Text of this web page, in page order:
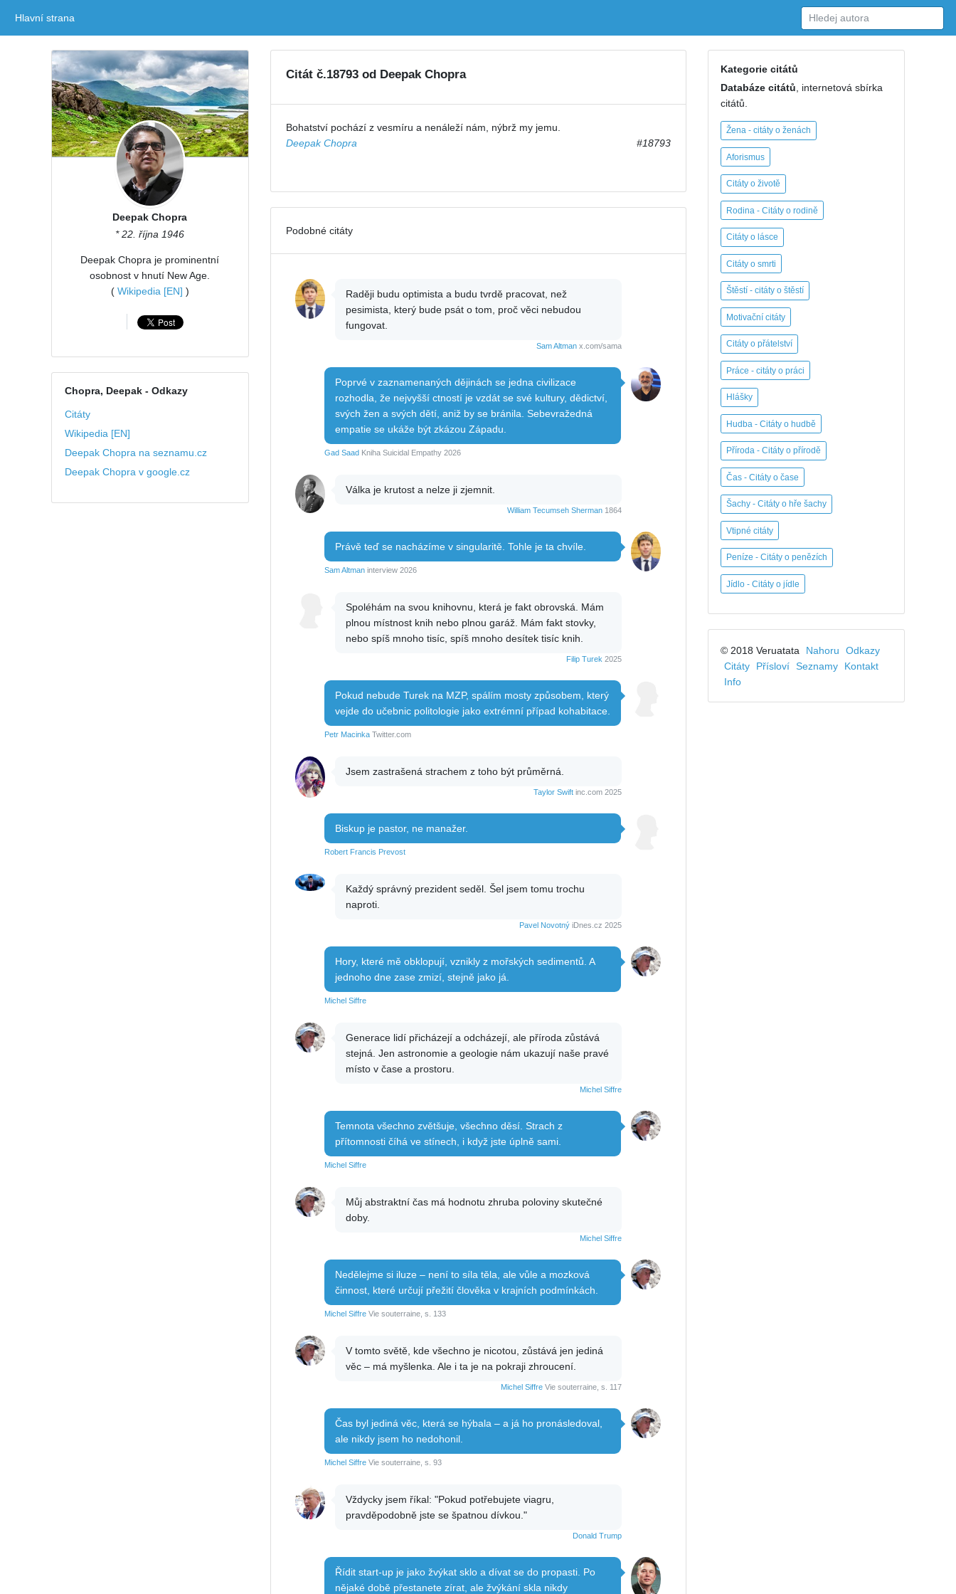
Hlavní strana
Deepak Chopra
* 22. října 1946
Deepak Chopra je prominentní
osobnost v hnutí New Age.
( Wikipedia [EN] )
Chopra, Deepak- Odkazy
Citáty
Wikipedia [EN]
Deepak Chopra na seznamu.cz
Deepak Chopra v google.cz
Citát č.18793 od Deepak Chopra
Bohatství pochází z vesmíru a nenáleží nám, nýbrž my jemu.
Deepak Chopra
#18793
Podobné citáty
Raději budu optimista a budu tvrdě pracovat, než
pesimista, který bude psát o tom, proč věci nebudou
fungovat.
Sam Altmanx.com/sama
Poprvé v zaznamenaných dějinách se jedna civilizace
rozhodla, že nejvyšší ctností je vzdát se své kultury, dědictví,
svých žen a svých dětí, aniž by se bránila. Sebevražedná
empatie se ukáže být zkázou Západu.
Gad SaadKniha Suicidal Empathy 2026
Válka je krutost a nelze ji zjemnit.
William Tecumseh Sherman1864
Právě teď se nacházíme v singularitě. Tohle je ta chvíle.
Sam Altmaninterview 2026
Spoléhám na svou knihovnu, která je fakt obrovská. Mám
plnou místnost knih nebo plnou garáž. Mám fakt stovky,
nebo spíš mnoho tisíc, spíš mnoho desítek tisíc knih.
Filip Turek 2025
Pokud nebude Turek na MZP, spálím mosty způsobem, který
vejde do učebnic politologie jako extrémní případ kohabitace.
Petr MacinkaTwitter.com
Jsem zastrašená strachem z toho být průměrná.
Taylor Swiftinc.com 2025
Biskup je pastor, ne manažer.
Robert Francis Prevost
Každý správný prezident seděl. Šel jsem tomu trochu
naproti.
Pavel NovotnýiDnes.cz 2025
Hory, které mě obklopují, vznikly z mořských sedimentů. A
jednoho dne zase zmizí, stejně jako já.
Michel Siffre
Generace lidí přicházejí a odcházejí, ale příroda zůstává
stejná. Jen astronomie a geologie nám ukazují naše pravé
místo v čase a prostoru.
Michel Siffre
Temnota všechno zvětšuje, všechno děsí. Strach z
přítomnosti číhá ve stínech, i když jste úplně sami.
Michel Siffre
Můj abstraktní čas má hodnotu zhruba poloviny skutečné
doby.
Michel Siffre
Nedělejme si iluze – není to síla těla, ale vůle a mozková
činnost, které určují přežití člověka v krajních podmínkách.
Michel SiffreVie souterraine, s. 133
V tomto světě, kde všechno je nicotou, zůstává jen jediná
věc – má myšlenka. Ale i ta je na pokraji zhroucení.
Michel SiffreVie souterraine, s. 117
Čas byl jediná věc, která se hýbala – a já ho pronásledoval,
ale nikdy jsem ho nedohonil.
Michel SiffreVie souterraine, s. 93
Vždycky jsem říkal: "Pokud potřebujete viagru,
pravděpodobně jste se špatnou dívkou."
Donald Trump
Řídit start-up je jako žvýkat sklo a dívat se do propasti. Po
nějaké době přestanete zírat, ale žvýkání skla nikdy
Kategorie citátů
Databáze citátů , internetová sbírka
citátů.
Žena - citáty o ženách
Aforismus
Citáty o životě
Rodina - Citáty o rodině
Citáty o lásce
Citáty o smrti
Štěstí - citáty o štěstí
Motivační citáty
Citáty o přátelství
Práce - citáty o práci
Hlášky
Hudba - Citáty o hudbě
Příroda - Citáty o přírodě
Čas - Citáty o čase
Šachy - Citáty o hře šachy
Vtipné citáty
Peníze - Citáty o penězích
Jídlo - Citáty o jídle
© 2018 Veruatata Nahoru
Odkazy
Citáty
Přísloví Seznamy
Kontakt
Info